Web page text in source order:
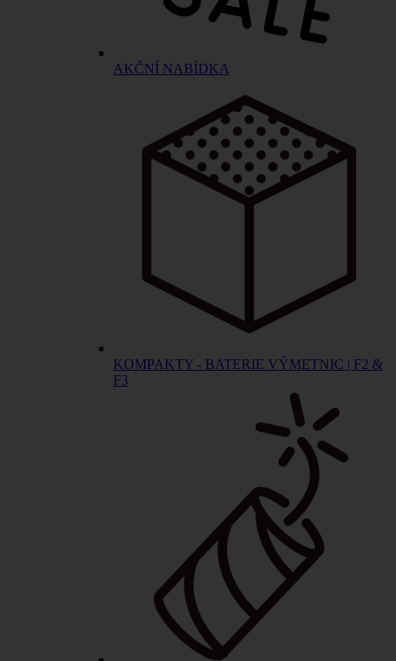
AKČNÍ NABÍDKA
KOMPAKTY - BATERIE VÝMETNIC | F2 &
F3